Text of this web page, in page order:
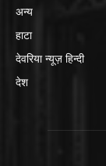
अन्य
हाटा
देवरिया न्यूज़ हिन्दी
देश